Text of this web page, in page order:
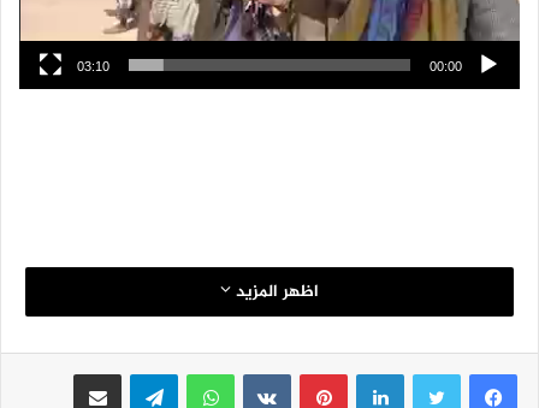
00:00
03:10
اظهر المزيد
لينكدإنبينتيريست واتساب تيلقرام مشاركة عبر البريد